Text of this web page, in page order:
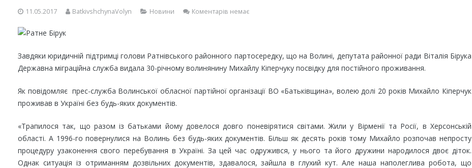
11.05.2017 BatkivshchynaVolyn Новини Коментарів немає
Завдяки юридичній підтримці голови Ратнівського районного партосередку, що на Волині, депутата районної ради Віталія Бірука
Державна міграційна служба видала 30-річному волинянину Михайлу Кіперчуку посвідку для постійного проживання.
Як повідомляє прес-служба Волинської обласної партійної організації ВО «Батьківщина», волею долі 20 років Михайло Кіперчук
проживав в Україні без будь-яких документів.
«Трапилося так, що разом із батьками йому довелося довго поневірятися світами. Жили у Вірменії та Росії, в Херсонській
області. А 1996-го повернулися на Волинь без будь-яких документів. Більш як десять років тому Михайло розпочав непросту
процедуру узаконення свого перебування в Україні. За цей час одружився, у нього та його дружини народилося двоє діток.
Однак ситуація із отриманням дозвільних документів, здавалося, зайшла в глухий кут. Але наша наполеглива робота, що